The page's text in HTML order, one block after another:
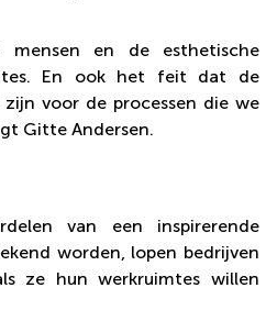
en de esthetische
En ook het feit dat de
voor de processen die we
Gitte Andersen.
van een inspirerende
worden, lopen bedrijven
ze hun werkruimtes willen